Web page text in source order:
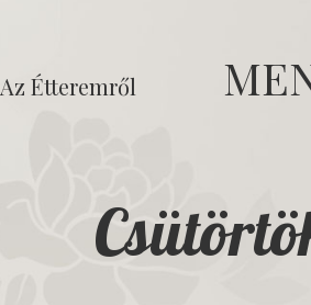
Az Étteremről